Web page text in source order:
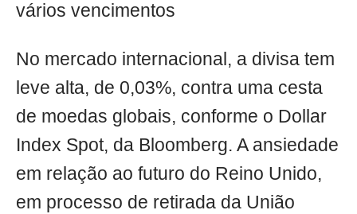
vários vencimentos
No mercado internacional, a divisa tem
leve alta, de 0,03%, contra uma cesta
de moedas globais, conforme o Dollar
Index Spot, da Bloomberg. A ansiedade
em relação ao futuro do Reino Unido,
em processo de retirada da União